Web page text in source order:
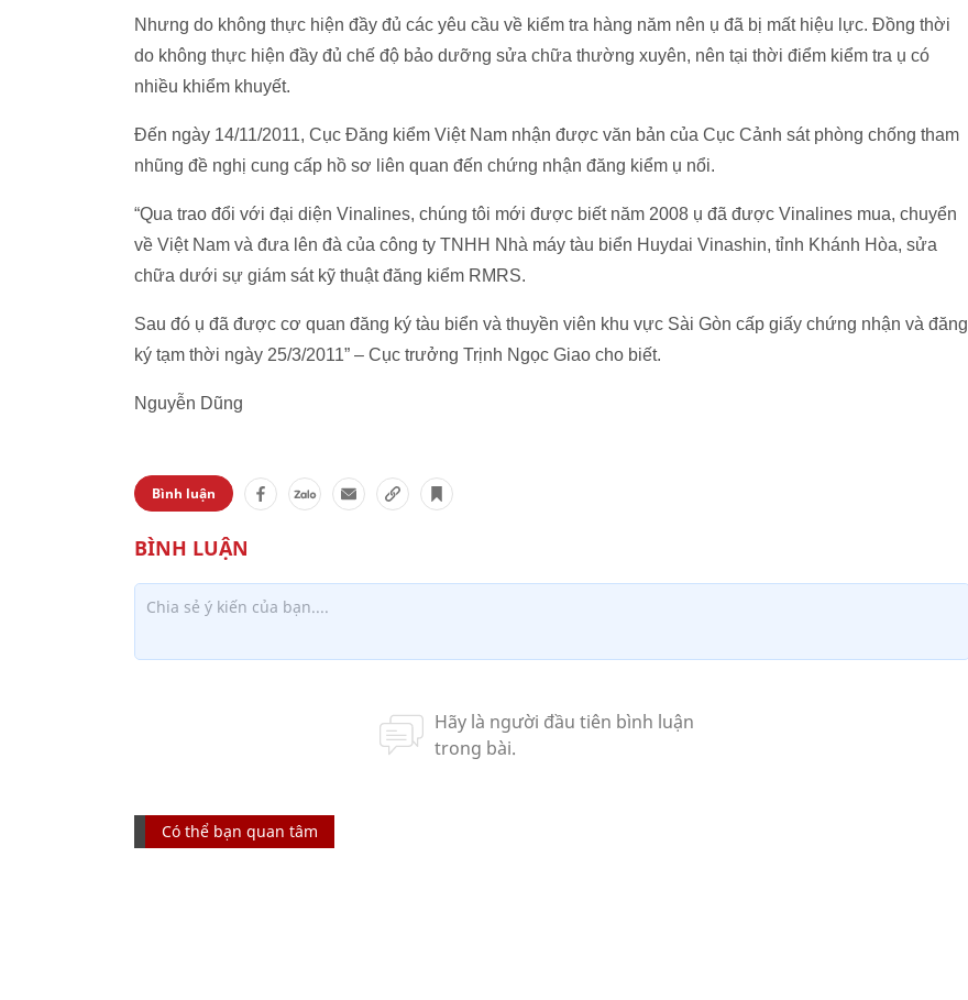
Nhưng do không thực hiện đầy đủ các yêu cầu về kiểm tra hàng năm nên ụ đã bị mất hiệu lực. Đồng thời
do không thực hiện đầy đủ chế độ bảo dưỡng sửa chữa thường xuyên, nên tại thời điểm kiểm tra ụ có
nhiều khiểm khuyết.
Đến ngày 14/11/2011, Cục Đăng kiểm Việt Nam nhận được văn bản của Cục Cảnh sát phòng chống tham
nhũng đề nghị cung cấp hồ sơ liên quan đến chứng nhận đăng kiểm ụ nổi.
“Qua trao đổi với đại diện Vinalines, chúng tôi mới được biết năm 2008 ụ đã được Vinalines mua, chuyển
về Việt Nam và đưa lên đà của công ty TNHH Nhà máy tàu biển Huydai Vinashin, tỉnh Khánh Hòa, sửa
chữa dưới sự giám sát kỹ thuật đăng kiểm RMRS.
Sau đó ụ đã được cơ quan đăng ký tàu biển và thuyền viên khu vực Sài Gòn cấp giấy chứng nhận và đăng
ký tạm thời ngày 25/3/2011” – Cục trưởng Trịnh Ngọc Giao cho biết.
Nguyễn Dũng
Bình luận
Có thể bạn quan tâm